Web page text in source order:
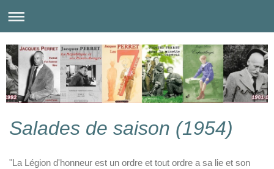
Salades de saison (1954)
"La Légion d'honneur est un ordre et tout ordre a sa lie et son